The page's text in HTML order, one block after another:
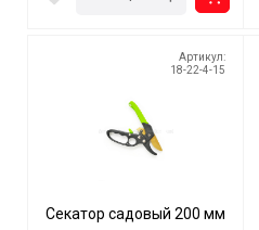
Артикул:
18-22-4-15
Секатор садовый 200 мм